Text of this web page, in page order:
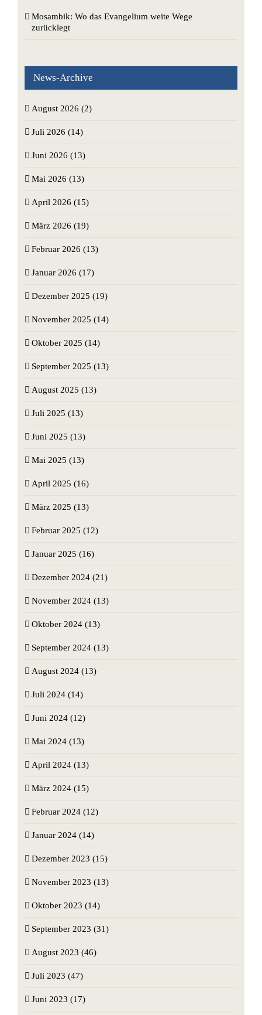
Mosambik: Wo das Evangelium weite Wege
zurücklegt
News-Archive
August 2026 (2)
Juli 2026 (14)
Juni 2026 (13)
Mai 2026 (13)
April 2026 (15)
März 2026 (19)
Februar 2026 (13)
Januar 2026 (17)
Dezember 2025 (19)
November 2025 (14)
Oktober 2025 (14)
September 2025 (13)
August 2025 (13)
Juli 2025 (13)
Juni 2025 (13)
Mai 2025 (13)
April 2025 (16)
März 2025 (13)
Februar 2025 (12)
Januar 2025 (16)
Dezember 2024 (21)
November 2024 (13)
Oktober 2024 (13)
September 2024 (13)
August 2024 (13)
Juli 2024 (14)
Juni 2024 (12)
Mai 2024 (13)
April 2024 (13)
März 2024 (15)
Februar 2024 (12)
Januar 2024 (14)
Dezember 2023 (15)
November 2023 (13)
Oktober 2023 (14)
September 2023 (31)
August 2023 (46)
Juli 2023 (47)
Juni 2023 (17)